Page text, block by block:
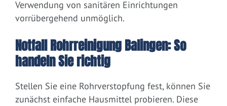
Verwendung von sanitären Einrichtungen
vorrübergehend unmöglich.
Notfall Rohrreinigung Balingen: So
handeln Sie richtig
Stellen Sie eine Rohrverstopfung fest, können Sie
zunächst einfache Hausmittel probieren. Diese